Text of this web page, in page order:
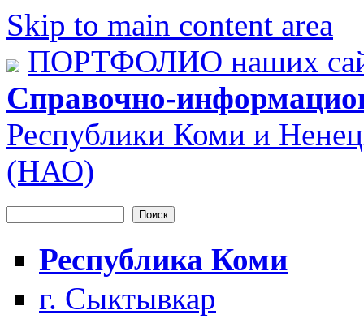
Skip to main content area
ПОРТФОЛИО наших
Справочно-
Республики Коми и
(НАО)
Форма поиска
Республика Коми
г. Сыктывкар